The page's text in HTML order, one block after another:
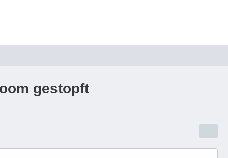
gestopft